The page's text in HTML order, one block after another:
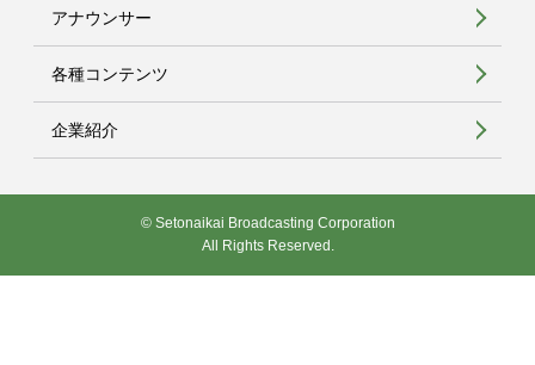
アナウンサー
各種コンテンツ
企業紹介
© Setonaikai Broadcasting Corporation
All Rights Reserved.